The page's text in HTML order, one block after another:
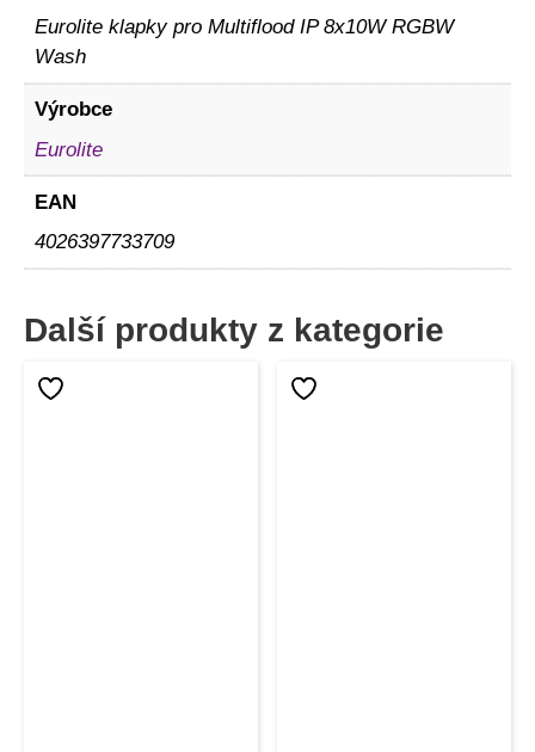
Eurolite klapky pro Multiflood IP 8x10W RGBW
Wash
Výrobce
Eurolite
EAN
4026397733709
Další produkty z kategorie